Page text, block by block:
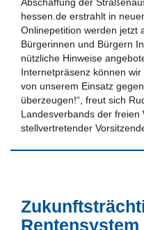
Abschaffung der
hessen.de erstrahlt in
Onlinepetition werden jetzt
Bürgerinnen und Bürgern
nützliche Hinweise
Internetpräsenz können
von unserem Einsatz
überzeugen!“, freut sich
Landesverbands der
stellvertretender